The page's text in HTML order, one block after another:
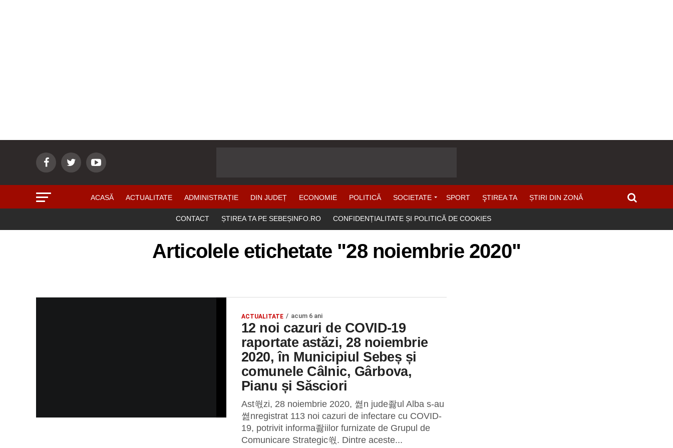
ACASĂ ACTUALITATE ADMINISTRAȚIE DIN JUDEȚ ECONOMIE POLITICĂ SOCIETATE SPORT ŞTIREA TA ȘTIRI DIN ZONĂ
CONTACT ȘTIREA TA PE SEBEȘINFO.RO CONFIDENȚIALITATE ȘI POLITICĂ DE COOKIES
Articolele etichetate "28 noiembrie 2020"
ACTUALITATE acum 6 ani
12 noi cazuri de COVID-19
raportate astăzi, 28 noiembrie
2020, în Municipiul Sebeș și
comunele Câlnic, Gârbova,
Pianu și Săsciori
Ast쒃zi, 28 noiembrie 2020, 쎮n jude좛ul Alba s-au
쎮nregistrat 113 noi cazuri de infectare cu COVID-
19, potrivit informa좛iilor furnizate de Grupul de
Comunicare Strategic쒃. Dintre aceste...